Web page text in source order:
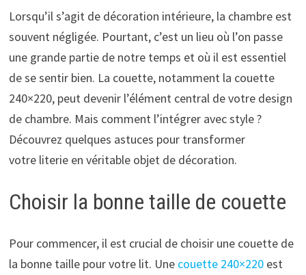
Lorsqu’il s’agit de décoration intérieure, la chambre est
souvent négligée. Pourtant, c’est un lieu où l’on passe
une grande partie de notre temps et où il est essentiel
de se sentir bien. La couette, notamment la couette
240×220, peut devenir l’élément central de votre design
de chambre. Mais comment l’intégrer avec style ?
Découvrez quelques astuces pour transformer
votre literie en véritable objet de décoration.
Choisir la bonne taille de couette
Pour commencer, il est crucial de choisir une couette de
la bonne taille pour votre lit. Une couette 240×220 est